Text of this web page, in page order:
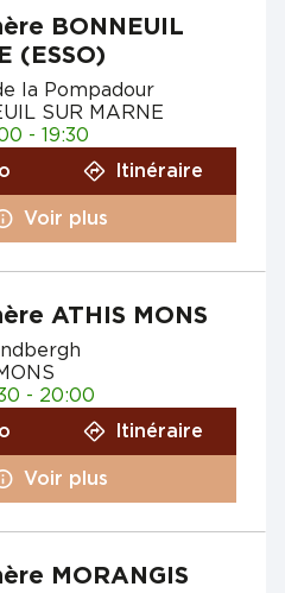
BONNEUIL
(ESSO)
la Pompadour
SUR MARNE
- 19:30
Itinéraire
Voir plus
ATHIS MONS
- 20:00
Itinéraire
Voir plus
MORANGIS